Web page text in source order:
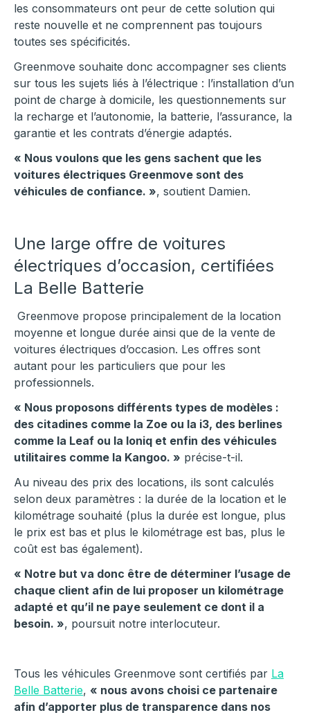
les consommateurs ont peur de cette solution qui
reste nouvelle et ne comprennent pas toujours
toutes ses spécificités.
Greenmove souhaite donc accompagner ses clients
sur tous les sujets liés à l’électrique : l’installation d’un
point de charge à domicile, les questionnements sur
la recharge et l’autonomie, la batterie, l’assurance, la
garantie et les contrats d’énergie adaptés.
« Nous voulons que les gens sachent que les
voitures électriques Greenmove sont des
véhicules de confiance. », soutient Damien.
Une large offre de voitures
électriques d’occasion, certifiées
La Belle Batterie
Greenmove propose principalement de la location
moyenne et longue durée ainsi que de la vente de
voitures électriques d’occasion. Les offres sont
autant pour les particuliers que pour les
professionnels.
« Nous proposons différents types de modèles :
des citadines comme la Zoe ou la i3, des berlines
comme la Leaf ou la Ioniq et enfin des véhicules
utilitaires comme la Kangoo. » précise-t-il.
Au niveau des prix des locations, ils sont calculés
selon deux paramètres : la durée de la location et le
kilométrage souhaité (plus la durée est longue, plus
le prix est bas et plus le kilométrage est bas, plus le
coût est bas également).
« Notre but va donc être de déterminer l’usage de
chaque client afin de lui proposer un kilométrage
adapté et qu’il ne paye seulement ce dont il a
besoin. », poursuit notre interlocuteur.
Tous les véhicules Greenmove sont certifiés par La
Belle Batterie, « nous avons choisi ce partenaire
afin d’apporter plus de transparence dans nos